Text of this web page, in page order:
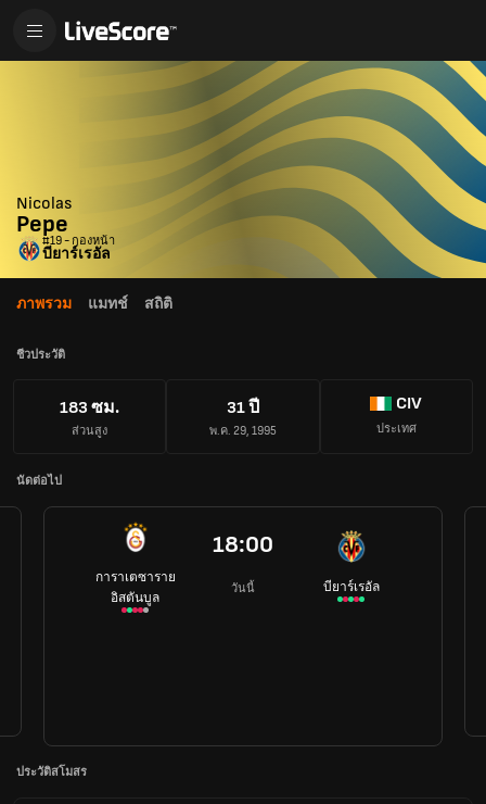
Nicolas
Pepe
#19 - กองหน้า
บียาร์เรอัล
ภาพรวม แมทช์ สถิติ
ชีวประวัติ
183 ซม.
ส่วนสูง
31 ปี
พ.ค. 29, 1995
CIV
ประเทศ
นัดต่อไป
การาเตซาราย
อิสตันบูล
18:00
วันนี้ บียาร์เรอัล
ประวัติสโมสร